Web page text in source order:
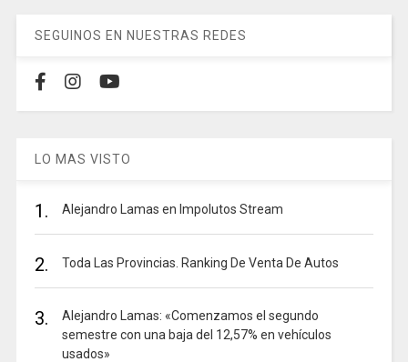
SEGUINOS EN NUESTRAS REDES
LO MAS VISTO
1. Alejandro Lamas en Impolutos Stream
2. Toda Las Provincias. Ranking De Venta De Autos
3.
Alejandro Lamas: «Comenzamos el segundo
semestre con una baja del 12,57% en vehículos
usados»